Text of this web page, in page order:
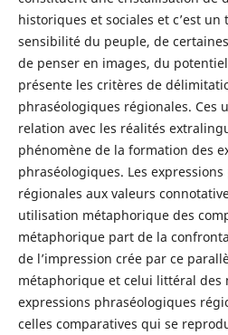
historiques et sociales et c’est
sensibilité du peuple, de
de penser en images, du
présente les critères de
phraséologiques régionales. Ces
relation avec les réalités
phénomène de la formation des
phraséologiques. Les
régionales aux valeurs
utilisation métaphorique des
métaphorique part de la
de l’impression crée par ce
métaphorique et celui littéral des
expressions phraséologiques
celles comparatives qui se